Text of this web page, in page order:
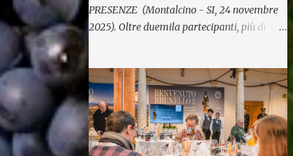
PRESENZE (Montalcino - SI, 24 novembre
2025). Oltre duemila partecipanti, più di 370
edizione di Benvenuto Brunello, l’annuale
evento di presentazione delle nuove annate
del principe dei rossi toscani a cura del
Consorzio del vino Brunello di Montalcino.
In assaggio nei calici, il millesimo 2021, la